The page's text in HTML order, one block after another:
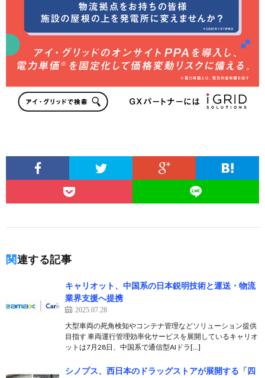
関連する記事
キャリオット、中国系の日本鋭明技術と運送・物流
業界支援へ提携
2025.07.28
大型車両の死角検知やコンテナ管理などソリューション提供
目指す 車両運行管理効率化サービスを展開しているキャリオ
ットは7月28日、中国系で通信型AIドラ[…]
シノプス、西日本のドラッグストアが展開する「四